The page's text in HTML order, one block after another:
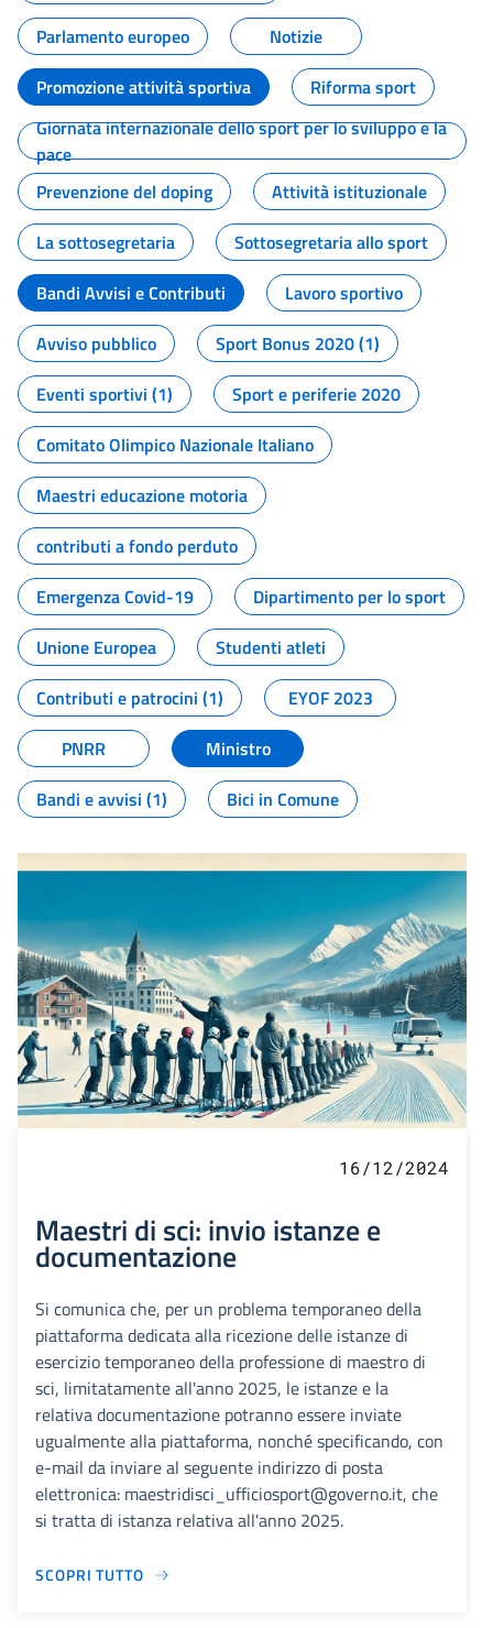
Parlamento europeo
Notizie
Promozione attività sportiva
Riforma sport
Giornata internazionale dello sport per lo sviluppo e la
pace
Prevenzione del doping
Attività istituzionale
La sottosegretaria
Sottosegretaria allo sport
Bandi Avvisi e Contributi
Lavoro sportivo
Avviso pubblico
Sport Bonus 2020 (1)
Eventi sportivi (1)
Sport e periferie 2020
Comitato Olimpico Nazionale Italiano
Maestri educazione motoria
contributi a fondo perduto
Emergenza Covid-19
Dipartimento per lo sport
Unione Europea
Studenti atleti
Contributi e patrocini (1)
EYOF 2023
PNRR
Ministro
Bandi e avvisi (1)
Bici in Comune
16/12/2024
Maestri di sci: invio istanze e
documentazione
Si comunica che, per un problema temporaneo della
piattaforma dedicata alla ricezione delle istanze di
esercizio temporaneo della professione di maestro di
sci, limitatamente all'anno 2025, le istanze e la
relativa documentazione potranno essere inviate
ugualmente alla piattaforma, nonché specificando, con
e-mail da inviare al seguente indirizzo di posta
elettronica: maestridisci_ufficiosport@governo.it, che
si tratta di istanza relativa all'anno 2025.
SCOPRI TUTTO